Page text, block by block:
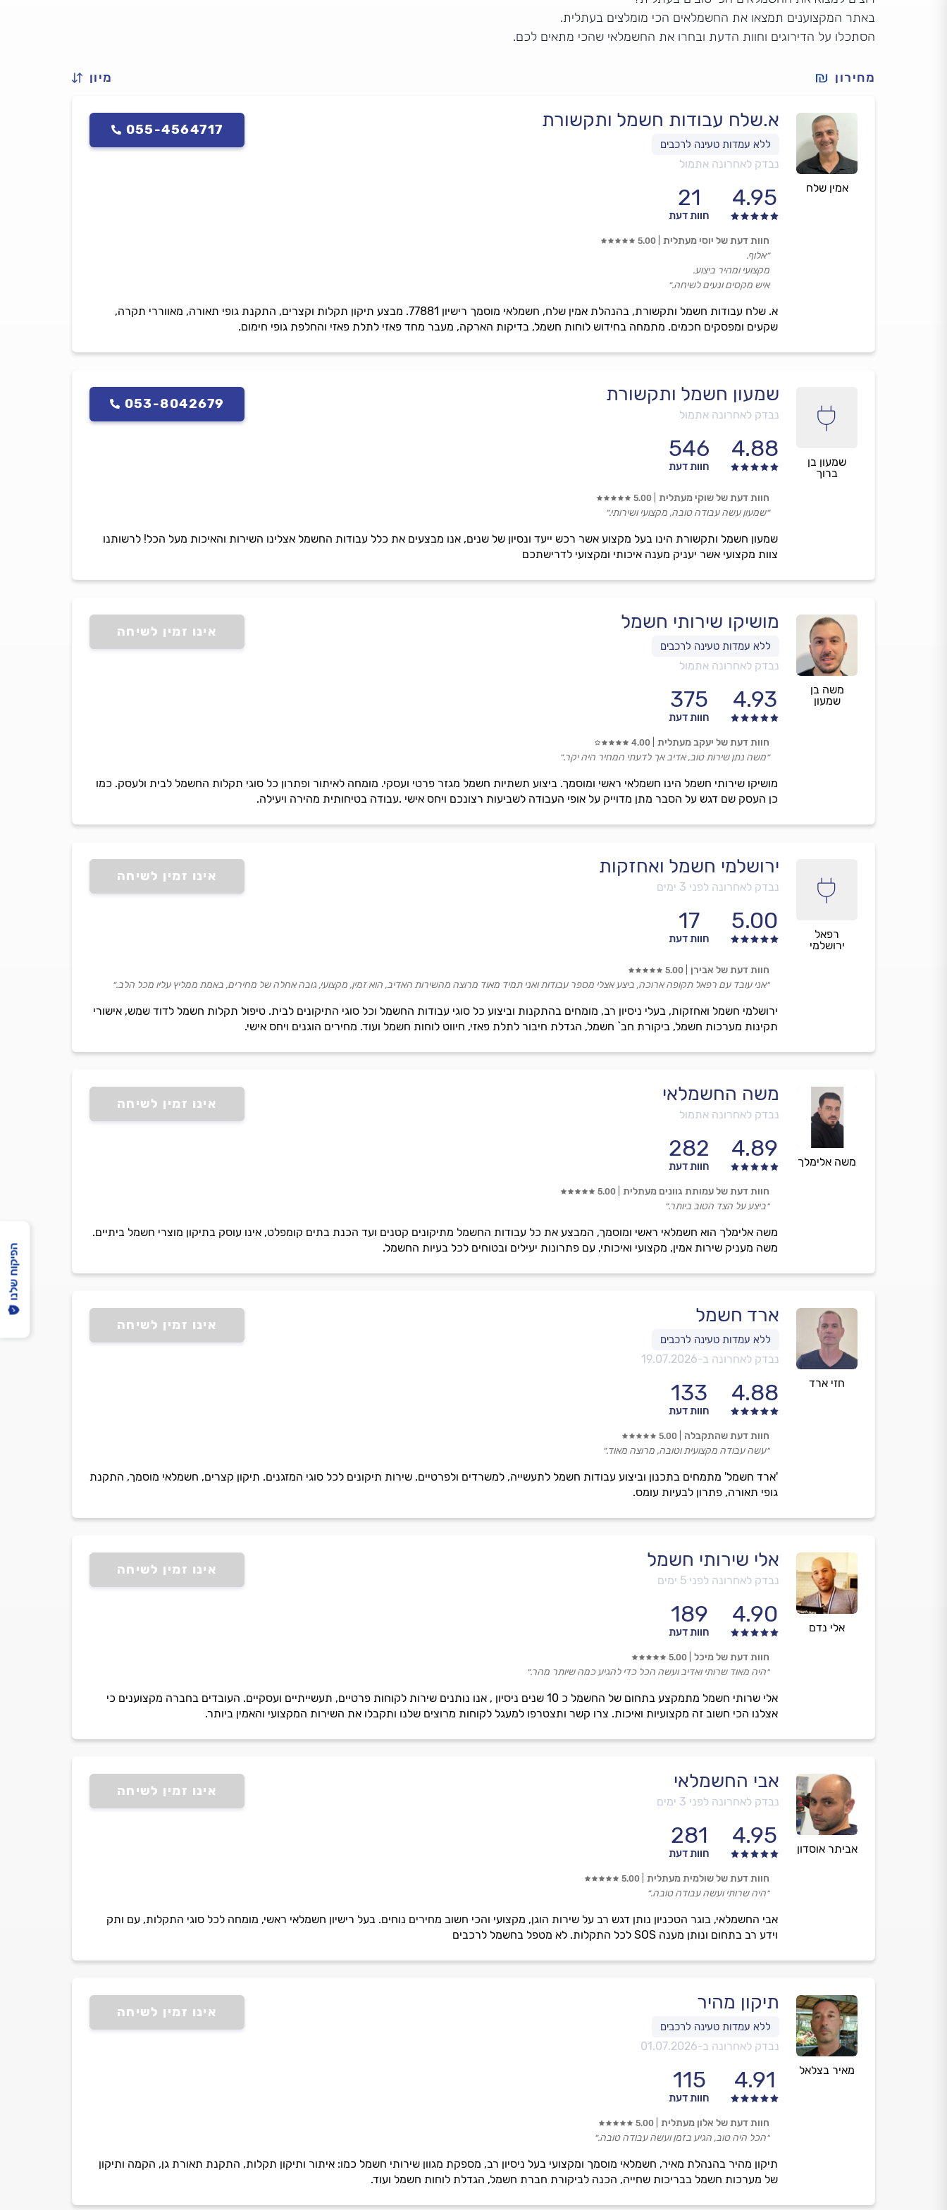
באתר המקצוענים תמצאו את החשמלאים הכי מומלצים בעתלית.
הסתכלו על הדירוגים וחוות הדעת ובחרו את החשמלאי שהכי מתאים לכם.
מחירון מיון
אמין שלח
א.שלח עבודות חשמל ותקשורת
נבדק לאחרונה אתמול
4.95
21
חוות דעת
055-4564717
א. שלח עבודות חשמל ותקשורת, בהנהלת אמין שלח, חשמלאי מוסמך רישיון 77881. מבצע תיקון תקלות וקצרים, התקנת גופי תאורה, מאווררי תקרה,
שקעים ומפסקים חכמים. מתמחה בחידוש לוחות חשמל, בדיקות הארקה, מעבר מחד פאזי לתלת פאזי והחלפת גופי חימום.
חוות דעת של יוסי מעתלית 5.00
״אלוף.
מקצועי ומהיר ביצוע.
איש מקסים ונעים לשיחה.״
שמעון בן
ברוך
שמעון חשמל ותקשורת
נבדק לאחרונה אתמול
4.88
546
חוות דעת
053-8042679
שמעון חשמל ותקשורת הינו בעל מקצוע אשר רכש ייעד ונסיון של שנים, אנו מבצעים את כלל עבודות החשמל אצלינו השירות והאיכות מעל הכל! לרשותנו
צוות מקצועי אשר יעניק מענה איכותי ומקצועי לדרישתכם
חוות דעת של שוקי מעתלית 5.00
״שמעון עשה עבודה טובה, מקצועי ושירותי.״
משה בן
שמעון
מושיקו שירותי חשמל
נבדק לאחרונה אתמול
4.93
375
חוות דעת
אינו זמין לשיחה
מושיקו שירותי חשמל הינו חשמלאי ראשי ומוסמך. ביצוע תשתיות חשמל מגזר פרטי ועסקי. מומחה לאיתור ופתרון כל סוגי תקלות החשמל לבית ולעסק. כמו
כן העסק שם דגש על הסבר מתן מדוייק על אופי העבודה לשביעות רצונכם ויחס אישי .עבודה בטיחותית מהירה ויעילה.
חוות דעת של יעקב מעתלית 4.00
״משה נתן שירות טוב, אדיב אך לדעתי המחיר היה יקר.״
רפאל
ירושלמי
ירושלמי חשמל ואחזקות
נבדק לאחרונה לפני 3 ימים
5.00
17
חוות דעת
אינו זמין לשיחה
ירושלמי חשמל ואחזקות, בעלי ניסיון רב, מומחים בהתקנות וביצוע כל סוגי עבודות החשמל וכל סוגי התיקונים לבית. טיפול תקלות חשמל לדוד שמש, אישורי
תקינות מערכות חשמל, ביקורת חב` חשמל, הגדלת חיבור לתלת פאזי, חיווט לוחות חשמל ועוד. מחירים הוגנים ויחס אישי.
חוות דעת של אבירן 5.00
״אני עובד עם רפאל תקופה ארוכה, ביצע אצלי מספר עבודות ואני תמיד מאוד מרוצה מהשירות האדיב, הוא זמין, מקצועי, גובה אחלה של מחירים, באמת ממליץ עליו מכל הלב.״
משה אלימלך
משה החשמלאי
נבדק לאחרונה אתמול
4.89
282
חוות דעת
אינו זמין לשיחה
משה אלימלך הוא חשמלאי ראשי ומוסמך, המבצע את כל עבודות החשמל מתיקונים קטנים ועד הכנת בתים קומפלט, אינו עוסק בתיקון מוצרי חשמל ביתיים.
משה מעניק שירות אמין, מקצועי ואיכותי, עם פתרונות יעילים ובטוחים לכל בעיות החשמל.
חוות דעת של עמותת גוונים מעתלית 5.00
״ביצע על הצד הטוב ביותר.״
חזי ארד
ארד חשמל
נבדק לאחרונה ב-19.07.2026
4.88
133
חוות דעת
אינו זמין לשיחה
'ארד חשמל' מתמחים בתכנון וביצוע עבודות חשמל לתעשייה, למשרדים ולפרטיים. שירות תיקונים לכל סוגי המזגנים. תיקון קצרים, חשמלאי מוסמך, התקנת
גופי תאורה, פתרון לבעיות עומס.
חוות דעת שהתקבלה 5.00
״עשה עבודה מקצועית וטובה, מרוצה מאוד.״
אלי נדם
אלי שירותי חשמל
נבדק לאחרונה לפני 5 ימים
4.90
189
חוות דעת
אינו זמין לשיחה
אלי שרותי חשמל מתמקצע בתחום של החשמל כ 10 שנים ניסיון , אנו נותנים שירות לקוחות פרטיים, תעשייתיים ועסקיים. העובדים בחברה מקצוענים כי
אצלנו הכי חשוב זה מקצועיות ואיכות. צרו קשר ותצטרפו למעגל לקוחות מרוצים שלנו ותקבלו את השירות המקצועי והאמין ביותר.
חוות דעת של מיכל 5.00
״היה מאוד שרותי ואדיב ועשה הכל כדי להגיע כמה שיותר מהר.״
אביתר אוסדון
אבי החשמלאי
נבדק לאחרונה לפני 3 ימים
4.95
281
חוות דעת
אינו זמין לשיחה
אבי החשמלאי, בוגר הטכניון נותן דגש רב על שירות הוגן, מקצועי והכי חשוב מחירים נוחים. בעל רישיון חשמלאי ראשי, מומחה לכל סוגי התקלות, עם ותק
וידע רב בתחום ונותן מענה SOS לכל התקלות. לא מטפל בחשמל לרכבים
חוות דעת של שולמית מעתלית 5.00
״היה שרותי ועשה עבודה טובה.״
מאיר בצלאל
תיקון מהיר
נבדק לאחרונה ב-01.07.2026
4.91
115
חוות דעת
אינו זמין לשיחה
תיקון מהיר בהנהלת מאיר, חשמלאי מוסמך ומקצועי בעל ניסיון רב, מספקת מגוון שירותי חשמל כמו: איתור ותיקון תקלות, התקנת תאורת גן, הקמה ותיקון
של מערכות חשמל בבריכות שחייה, הכנה לביקורת חברת חשמל, הגדלת לוחות חשמל ועוד.
חוות דעת של אלון מעתלית 5.00
״הכל היה טוב, הגיע בזמן ועשה עבודה טובה.״
הפיקוח שלנו